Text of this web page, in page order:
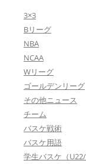
3×3
Bリーグ
NBA
NCAA
Wリーグ
ゴールデンリーグ
その他ニュース
チーム
バスケ戦術
バスケ用語
学生バスケ（